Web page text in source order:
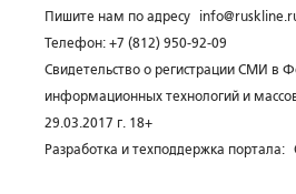
Пишите нам по адресу
Телефон: +7 (812) 950-92-09
Свидетельство о регистрации СМИ в
информационных технологий и
29.03.2017 г. 18+
Разработка и техподдержка портала: